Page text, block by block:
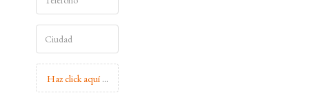
Haz click aquí para adjuntar un archivo (máx. 5Mb)